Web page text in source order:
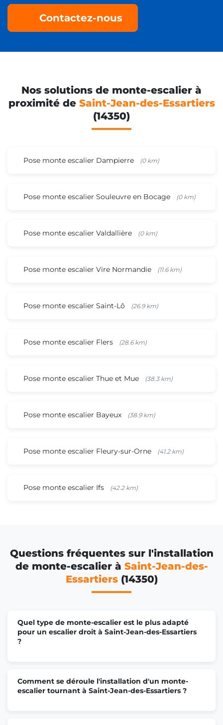
Contactez-nous
Nos solutions de monte-escalier à
proximité de Saint-Jean-des-Essartiers
(14350)
Pose monte escalier Dampierre (0 km)
Pose monte escalier Souleuvre en Bocage (0 km)
Pose monte escalier Valdallière (0 km)
Pose monte escalier Vire Normandie (11.6 km)
Pose monte escalier Saint-Lô (26.9 km)
Pose monte escalier Flers (28.6 km)
Pose monte escalier Thue et Mue (38.3 km)
Pose monte escalier Bayeux (38.9 km)
Pose monte escalier Fleury-sur-Orne (41.2 km)
Pose monte escalier Ifs (42.2 km)
Questions fréquentes sur l'installation
de monte-escalier à Saint-Jean-des-
Essartiers(14350)
Quel type de monte-escalier est le plus adapté
pour un escalier droit à Saint-Jean-des-Essartiers
?
Comment se déroule l'installation d'un monte-
escalier tournant à Saint-Jean-des-Essartiers ?